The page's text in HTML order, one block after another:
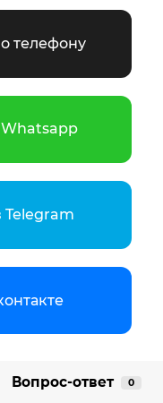
телефону
Whatsapp
Telegram
Вопрос-ответ 0